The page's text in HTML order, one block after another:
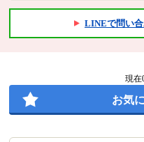
LINEで問い合
現在
お気